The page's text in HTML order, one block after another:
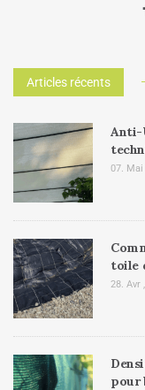
Articles récents
Anti-
07. Mai
toile
28. Avr
pour